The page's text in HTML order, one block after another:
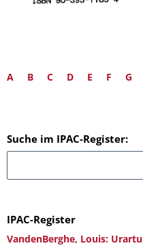
A B C D E F G
Suche im IPAC-Register:
IPAC-Register
VandenBerghe, Louis: Urartu